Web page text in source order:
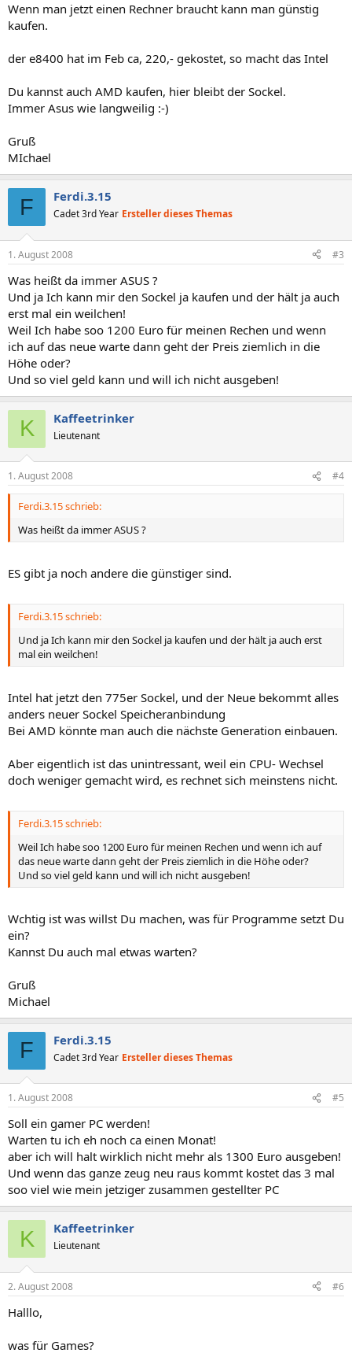
Wenn man jetzt einen Rechner braucht kann man günstig
kaufen.
der e8400 hat im Feb ca, 220,- gekostet, so macht das Intel
Du kannst auch AMD kaufen, hier bleibt der Sockel.
Immer Asus wie langweilig :-)
Gruß
MIchael
F Ferdi.3.15
Cadet 3rd Year Ersteller dieses Themas
1. August 2008 #3
Was heißt da immer ASUS ?
Und ja Ich kann mir den Sockel ja kaufen und der hält ja auch
erst mal ein weilchen!
Weil Ich habe soo 1200 Euro für meinen Rechen und wenn
ich auf das neue warte dann geht der Preis ziemlich in die
Höhe oder?
Und so viel geld kann und will ich nicht ausgeben!
K Kaffeetrinker
Lieutenant
1. August 2008 #4
Ferdi.3.15 schrieb:
Was heißt da immer ASUS ?
ES gibt ja noch andere die günstiger sind.
Ferdi.3.15 schrieb:
Und ja Ich kann mir den Sockel ja kaufen und der hält ja auch erst
mal ein weilchen!
Intel hat jetzt den 775er Sockel, und der Neue bekommt alles
anders neuer Sockel Speicheranbindung
Bei AMD könnte man auch die nächste Generation einbauen.
Aber eigentlich ist das unintressant, weil ein CPU- Wechsel
doch weniger gemacht wird, es rechnet sich meinstens nicht.
Ferdi.3.15 schrieb:
Weil Ich habe soo 1200 Euro für meinen Rechen und wenn ich auf
das neue warte dann geht der Preis ziemlich in die Höhe oder?
Und so viel geld kann und will ich nicht ausgeben!
Wchtig ist was willst Du machen, was für Programme setzt Du
ein?
Kannst Du auch mal etwas warten?
Gruß
Michael
F Ferdi.3.15
Cadet 3rd Year Ersteller dieses Themas
1. August 2008 #5
Soll ein gamer PC werden!
Warten tu ich eh noch ca einen Monat!
aber ich will halt wirklich nicht mehr als 1300 Euro ausgeben!
Und wenn das ganze zeug neu raus kommt kostet das 3 mal
soo viel wie mein jetziger zusammen gestellter PC
K Kaffeetrinker
Lieutenant
2. August 2008 #6
Halllo,
was für Games?